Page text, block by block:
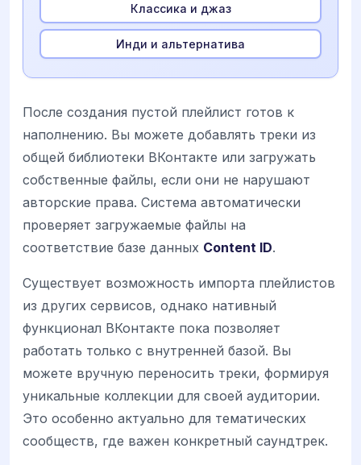
Классика и джаз
Инди и альтернатива
После создания пустой плейлист готов к
наполнению. Вы можете добавлять треки из
общей библиотеки ВКонтакте или загружать
собственные файлы, если они не нарушают
авторские права. Система автоматически
проверяет загружаемые файлы на
соответствие базе данных Content ID.
Существует возможность импорта плейлистов
из других сервисов, однако нативный
функционал ВКонтакте пока позволяет
работать только с внутренней базой. Вы
можете вручную переносить треки, формируя
уникальные коллекции для своей аудитории.
Это особенно актуально для тематических
сообществ, где важен конкретный саундтрек.